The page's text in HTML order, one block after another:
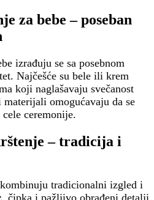
za bebe – poseban
izrađuju se sa posebnom
Najčešće su bele ili krem
koji naglašavaju svečanost
omogućavaju da se
ceremonije.
– tradicija i
tradicionalni izgled i